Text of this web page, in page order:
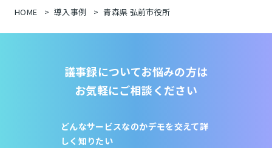
HOME 導入事例 青森県 弘前市役所
議事録についてお悩みの方は
お気軽にご相談ください
どんなサービスなのかデモを交えて詳
しく知りたい